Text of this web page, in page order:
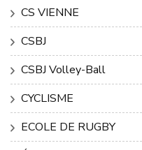
CS VIENNE
CSBJ
CSBJ Volley-Ball
CYCLISME
ECOLE DE RUGBY